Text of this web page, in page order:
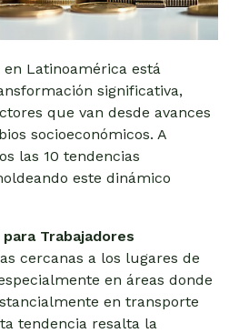
Latinoamérica está
significativa,
que van desde avances
socioeconómicos. A
las 10 tendencias
este dinámico
Trabajadores
cercanas a los lugares de
en áreas donde
en transporte
tendencia resalta la